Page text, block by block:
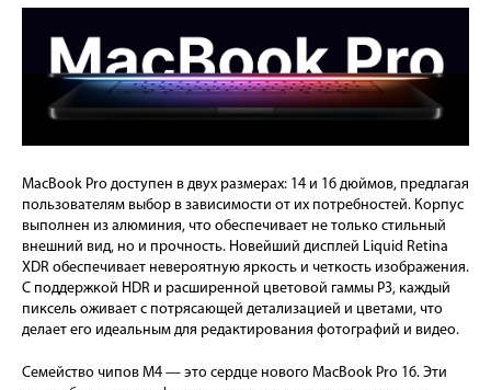
MacBook Pro доступен в двух размерах: 14 и 16 дюймов, предлагая
пользователям выбор в зависимости от их потребностей. Корпус
выполнен из алюминия, что обеспечивает не только стильный
внешний вид, но и прочность. Новейший дисплей Liquid Retina
XDR обеспечивает невероятную яркость и четкость изображения.
С поддержкой HDR и расширенной цветовой гаммы P3, каждый
пиксель оживает с потрясающей детализацией и цветами, что
делает его идеальным для редактирования фотографий и видео.
Семейство чипов M4 — это сердце нового MacBook Pro 16. Эти